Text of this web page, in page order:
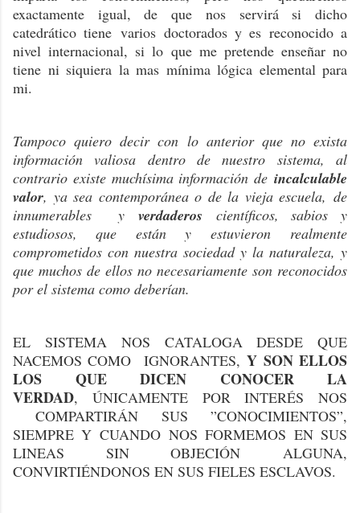
exactamente igual, de que nos servirá si dicho
catedrático tiene varios doctorados y es reconocido a
nivel internacional, si lo que me pretende enseñar no
tiene ni siquiera la mas mínima lógica elemental para
mi.
Tampoco quiero decir con lo anterior que no exista
información valiosa dentro de nuestro sistema, al
contrario existe muchísima información de incalculable
valor, ya sea contemporánea o de la vieja escuela, de
innumerables y verdaderos científicos, sabios y
estudiosos, que están y estuvieron realmente
comprometidos con nuestra sociedad y la naturaleza, y
que muchos de ellos no necesariamente son reconocidos
por el sistema como deberían.
EL SISTEMA NOS CATALOGA DESDE QUE
NACEMOS COMO IGNORANTES,Y SON ELLOS
LOS QUE DICEN CONOCER LA
VERDAD, ÚNICAMENTE POR INTERÉS NOS
COMPARTIRÁN SUS ”CONOCIMIENTOS”,
SIEMPRE Y CUANDO NOS FORMEMOS EN SUS
LINEAS SIN OBJECIÓN ALGUNA,
CONVIRTIÉNDONOS EN SUS FIELES ESCLAVOS.